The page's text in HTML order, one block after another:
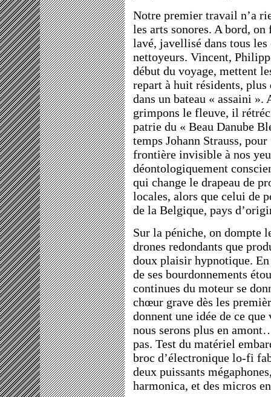
Notre premier travail n’a
les arts sonores. A bord,
lavé, javellisé dans tous
nettoyeurs. Vincent,
début du voyage, mettent
repart à huit résidents, plus
dans un bateau « assaini ».
grimpons le fleuve, il
patrie du « Beau Danube
temps Johann Strauss,
frontière invisible à nos
déontologiquement
qui change le drapeau de
locales, alors que celui de
de la Belgique, pays
Sur la péniche, on dompte
drones redondants que
doux plaisir hypnotique. En
de ses bourdonnements
continues du moteur se
chœur grave dès les
donnent une idée de ce
nous serons plus en
pas. Test du matériel
broc d’électronique lo-fi
deux puissants
harmonica, et des micros